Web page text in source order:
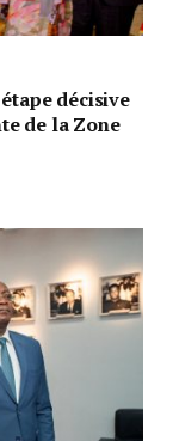
décisive
de la Zone